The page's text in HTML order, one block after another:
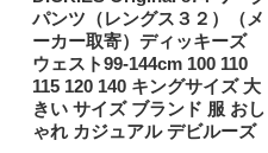
パンツ（レングス３２）（メ
ーカー取寄）ディッキーズ
ウェスト99-144cm 100 110
115 120 140 キングサイズ 大
きい サイズ ブランド 服 おし
ゃれ カジュアル デビルーズ